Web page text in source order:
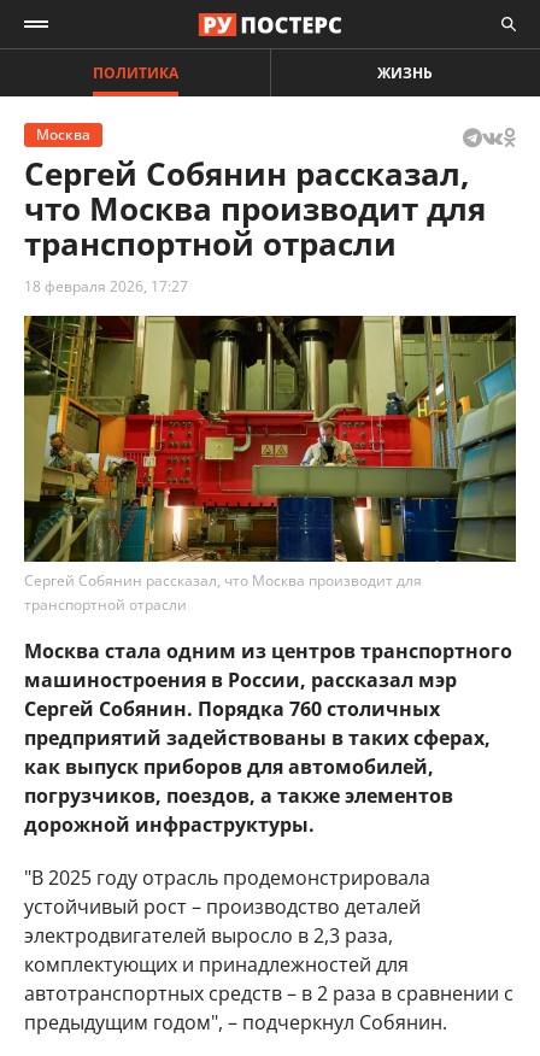
ПОЛИТИКА ЖИЗНЬ
Москва
Сергей Собянин рассказал,
что Москва производит для
транспортной отрасли
18 февраля 2026, 17:27
Сергей Собянин рассказал, что Москва производит для
транспортной отрасли
Москва стала одним из центров транспортного
машиностроения в России, рассказал мэр
Сергей Собянин. Порядка 760 столичных
предприятий задействованы в таких сферах,
как выпуск приборов для автомобилей,
погрузчиков, поездов, а также элементов
дорожной инфраструктуры.
"В 2025 году отрасль продемонстрировала
устойчивый рост – производство деталей
электродвигателей выросло в 2,3 раза,
комплектующих и принадлежностей для
автотранспортных средств – в 2 раза в сравнении с
предыдущим годом", – подчеркнул Собянин.